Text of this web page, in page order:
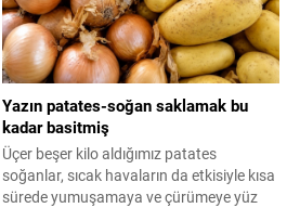
Yazın patates-soğan saklamak bu
kadar basitmiş
Üçer beşer kilo aldığımız patates
soğanlar, sıcak havaların da etkisiyle kısa
sürede yumuşamaya ve çürümeye yüz